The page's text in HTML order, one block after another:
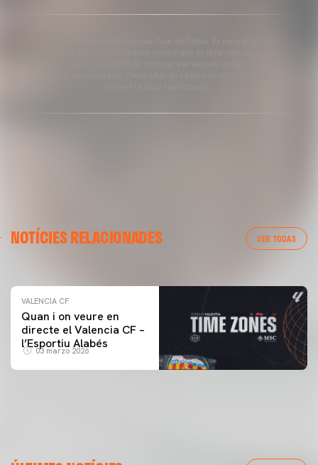
NOTÍCIES RELACIONADES VER TODAS
ENTRENAMENT DEL VALENCIA CF 04/03/26
VALENCIA CF
Quan i on veure en
directe el Valencia CF –
l’Esportiu Alabés
03 marzo 2026